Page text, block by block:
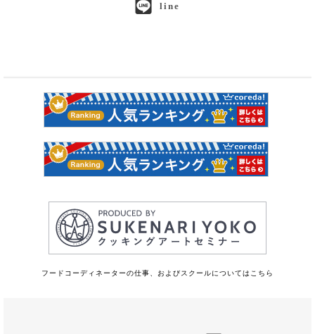
line
フードコーディネーターの仕事、およびスクールについてはこちら